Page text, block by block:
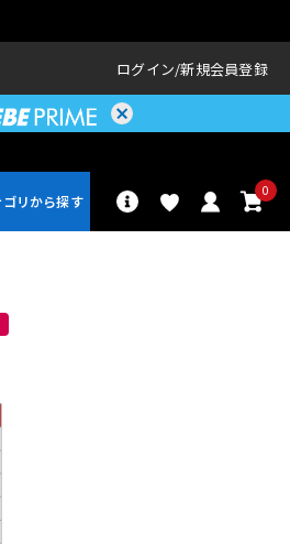
ログイン 新規会員登録
0